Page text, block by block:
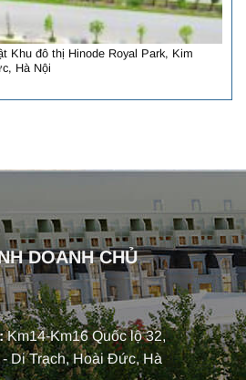
Khu đô thị Hinode Royal Park, Kim
Hà Nội
DOANH CHỦ
Km14-Km16 Quốc lộ 32,
Di Trạch, Hoài Đức, Hà